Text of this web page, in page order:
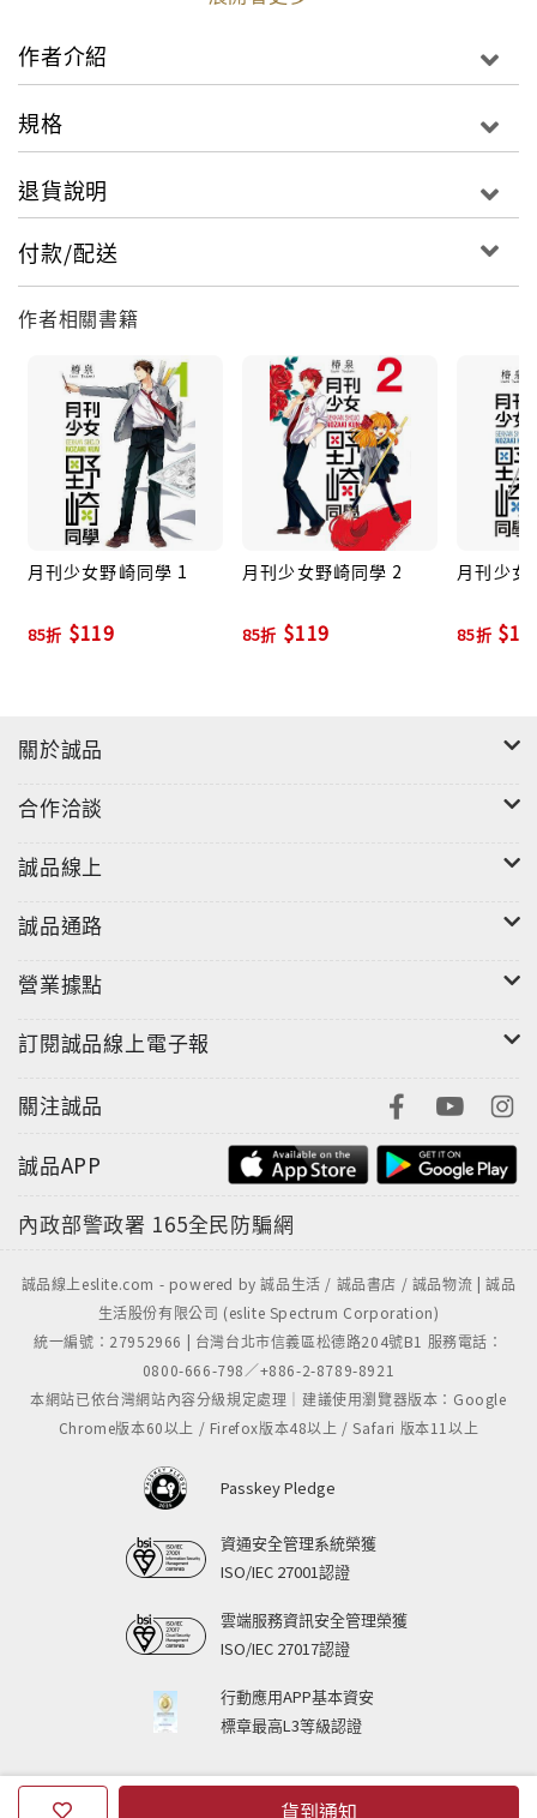
貨到通知
作者介紹
規格
退貨說明
付款/配送
作者相關書籍
月刊少女野崎同學 1
85折 $119
月刊少女野崎同學 2
85折 $119
月刊少女
85折
關於誠品
合作洽談
誠品線上
誠品通路
營業據點
訂閱誠品線上電子報
關注誠品
誠品APP
內政部警政署 165全民防騙網
誠品線上eslite.com - powered by 誠品生活 / 誠品書店 / 誠品物流 | 誠品
生活股份有限公司 (eslite Spectrum Corporation)
統一編號：27952966 | 台灣台北市信義區松德路204號B1 服務電話：
0800-666-798／+886-2-8789-8921
本網站已依台灣網站內容分級規定處理｜建議使用瀏覽器版本：Google
Chrome版本60以上 / Firefox版本48以上 / Safari 版本11以上
Passkey Pledge
資通安全管理系統榮獲
ISO/IEC 27001認證
雲端服務資訊安全管理榮獲
ISO/IEC 27017認證
行動應用APP基本資安
標章最高L3等級認證